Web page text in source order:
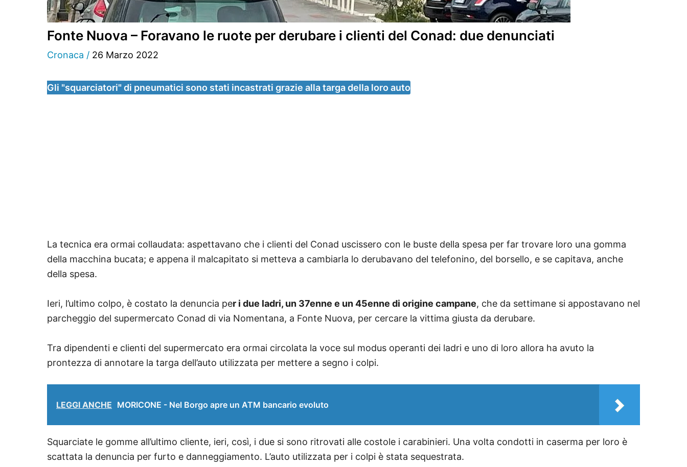
Fonte Nuova – Foravano le ruote per derubare i clienti del Conad: due denunciati
Cronaca / 26 Marzo 2022
Gli "squarciatori" di pneumatici sono stati incastrati grazie alla targa della loro auto
La tecnica era ormai collaudata: aspettavano che i clienti del Conad uscissero con le buste della spesa per far trovare loro una gomma
della macchina bucata; e appena il malcapitato si metteva a cambiarla lo derubavano del telefonino, del borsello, e se capitava, anche
della spesa.
Ieri, l’ultimo colpo, è costato la denuncia per i due ladri, un 37enne e un 45enne di origine campane, che da settimane si appostavano nel
parcheggio del supermercato Conad di via Nomentana, a Fonte Nuova, per cercare la vittima giusta da derubare.
Tra dipendenti e clienti del supermercato era ormai circolata la voce sul modus operanti dei ladri e uno di loro allora ha avuto la
prontezza di annotare la targa dell’auto utilizzata per mettere a segno i colpi.
LEGGI ANCHE MORICONE - Nel Borgo apre un ATM bancario evoluto
Squarciate le gomme all’ultimo cliente, ieri, così, i due si sono ritrovati alle costole i carabinieri. Una volta condotti in caserma per loro è
scattata la denuncia per furto e danneggiamento. L’auto utilizzata per i colpi è stata sequestrata.